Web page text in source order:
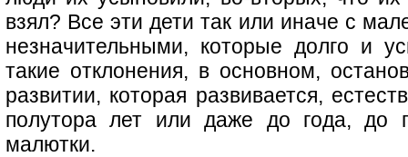
взял? Все эти дети так или иначе с
незначительными, которые долго и
такие отклонения, в основном,
развитии, которая развивается,
полутора лет или даже до года, до
малютки.